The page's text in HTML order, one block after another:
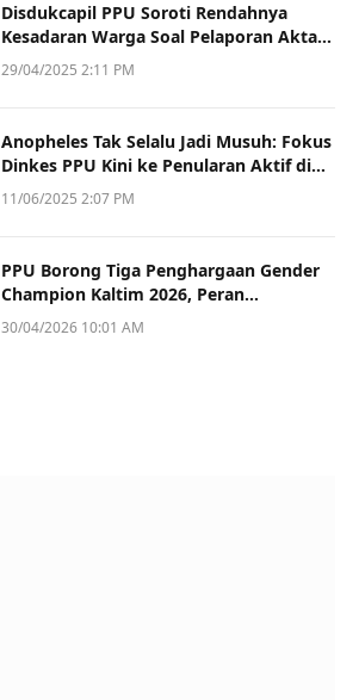
Disdukcapil PPU Soroti Rendahnya
Kesadaran Warga Soal Pelaporan Akta
Kematian
29/04/2025 2:11 PM
Anopheles Tak Selalu Jadi Musuh: Fokus
Dinkes PPU Kini ke Penularan Aktif di
Sotek
11/06/2025 2:07 PM
PPU Borong Tiga Penghargaan Gender
Champion Kaltim 2026, Peran
Perempuan Jadi Sorotan
30/04/2026 10:01 AM